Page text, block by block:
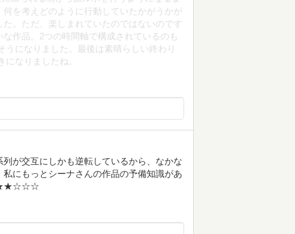
を考えどのように行動していたかがうかが
。ただ、楽しまれていたのではないのです
作品。2つの時間軸で構成されているのも
になりました。最後は素晴らしい終わり
なりましたね。
が交互にしかも逆転しているから、なかな
にもっとシーナさんの作品の予備知識があ
★★☆☆☆